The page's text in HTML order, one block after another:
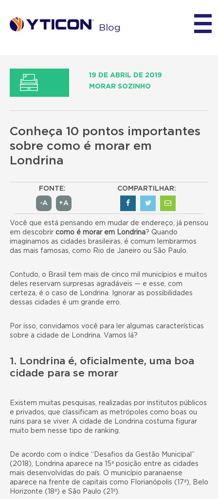
Blog
19 DE ABRIL DE 2019
MORAR SOZINHO
Conheça 10 pontos importantes
sobre como é morar em
Londrina
FONTE:
-A +A
COMPARTILHAR:
Você que está pensando em mudar de endereço, já pensou
em descobrir como é morar em Londrina? Quando
imaginamos as cidades brasileiras, é comum lembrarmos
das mais famosas, como Rio de Janeiro ou São Paulo.
Contudo, o Brasil tem mais de cinco mil municípios e muitos
deles reservam surpresas agradáveis — e esse, com
certeza, é o caso de Londrina. Ignorar as possibilidades
dessas cidades é um grande erro.
Por isso, convidamos você para ler algumas características
sobre a cidade de Londrina. Vamos lá?
1. Londrina é, oficialmente, uma boa
cidade para se morar
Existem muitas pesquisas, realizadas por institutos públicos
e privados, que classificam as metrópoles como boas ou
ruins para se viver. A cidade de Londrina costuma figurar
muito bem nesse tipo de ranking.
De acordo com o índice “Desafios da Gestão Municipal”
(2018), Londrina aparece na 15ª posição entre as cidades
mais desenvolvidas do país. O município paranaense
aparece na frente de capitais como Florianópolis (17ª), Belo
Horizonte (18ª) e São Paulo (21ª).